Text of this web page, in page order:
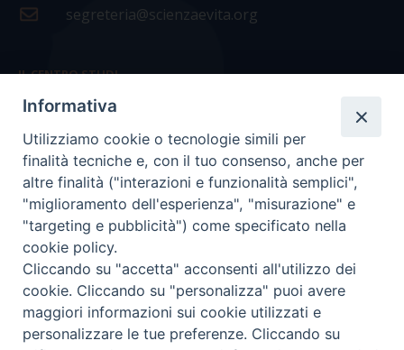
segreteria@scienzaevita.org
IL CENTRO STUDI
La nostra storia
Statuto
Presidenza e ufficio presidenza
Consiglio scientifico
Coordinamento nazionale
Informativa
Utilizziamo cookie o tecnologie simili per
finalità tecniche e, con il tuo consenso, anche per
altre finalità ("interazioni e funzionalità semplici",
"miglioramento dell'esperienza", "misurazione" e
"targeting e pubblicità") come specificato nella
cookie policy.
Cliccando su "accetta" acconsenti all'utilizzo dei
cookie. Cliccando su "personalizza" puoi avere
maggiori informazioni sui cookie utilizzati e
personalizzare le tue preferenze. Cliccando su